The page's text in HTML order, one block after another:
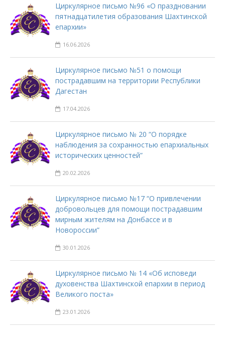
Циркулярное письмо №96 «О праздновании
пятнадцатилетия образования Шахтинской
епархии»
16.06.2026
Циркулярное письмо №51 о помощи
пострадавшим на территории Республики
Дагестан
17.04.2026
Циркулярное письмо № 20 “О порядке
наблюдения за сохранностью епархиальных
исторических ценностей”
20.02.2026
Циркулярное письмо №17 “О привлечении
добровольцев для помощи пострадавшим
мирным жителям на Донбассе и в
Новороссии”
30.01.2026
Циркулярное письмо № 14 «Об исповеди
духовенства Шахтинской епархии в период
Великого поста»
23.01.2026